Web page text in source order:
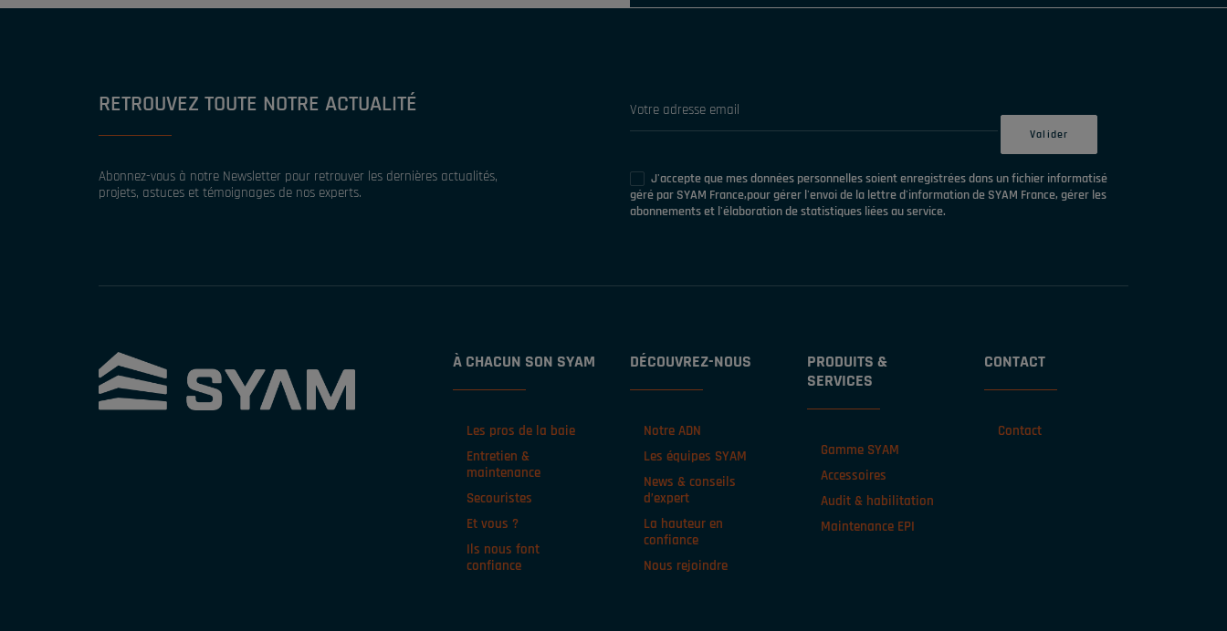
RETROUVEZ TOUTE NOTRE ACTUALITÉ
Abonnez-vous à notre Newsletter pour retrouver les dernières actualités,
projets, astuces et témoignages de nos experts.
J'accepte que mes données personnelles soient enregistrées dans un fichier informatisé
géré par SYAM France,pour gérer l'envoi de la lettre d'information de SYAM France, gérer les
abonnements et l'élaboration de statistiques liées au service.
À CHACUN SON SYAM
Les pros de la baie
Entretien &
maintenance
Secouristes
Et vous ?
Ils nous font
confiance
DÉCOUVREZ-NOUS
Notre ADN
Les équipes SYAM
News & conseils
d’expert
La hauteur en
confiance
Nous rejoindre
PRODUITS &
SERVICES
Gamme SYAM
Accessoires
Audit & habilitation
Maintenance EPI
CONTACT
Contact